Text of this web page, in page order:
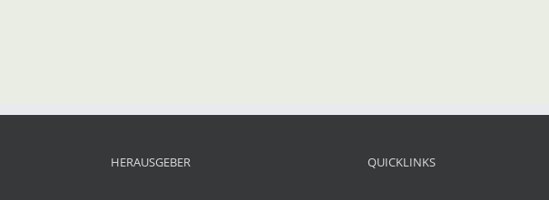
HERAUSGEBER QUICKLINKS